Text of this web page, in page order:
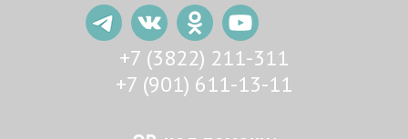
+7 (3822) 211-311
+7 (901) 611-13-11